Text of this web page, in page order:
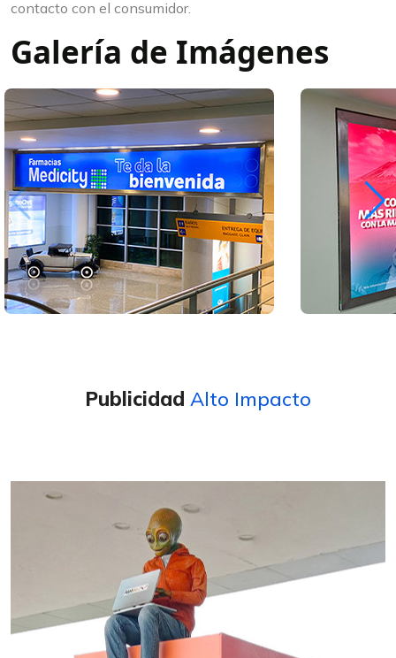
contacto con el consumidor.
Galería de Imágenes
Publicidad Alto Impacto